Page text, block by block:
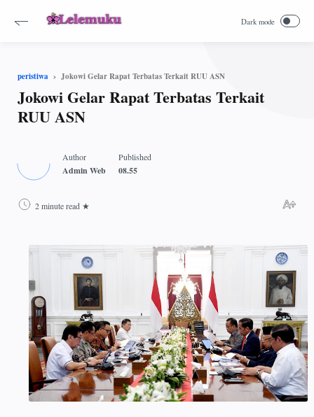
peristiwa Jokowi Gelar Rapat Terbatas Terkait RUU ASN
Jokowi Gelar Rapat Terbatas Terkait
RUU ASN
2 minute read